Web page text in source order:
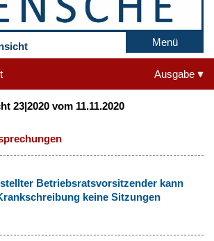
Menü
Ausgabe
23|2020 vom 11.11.2020
Betriebsratsvorsitzender kann
keine Sitzungen